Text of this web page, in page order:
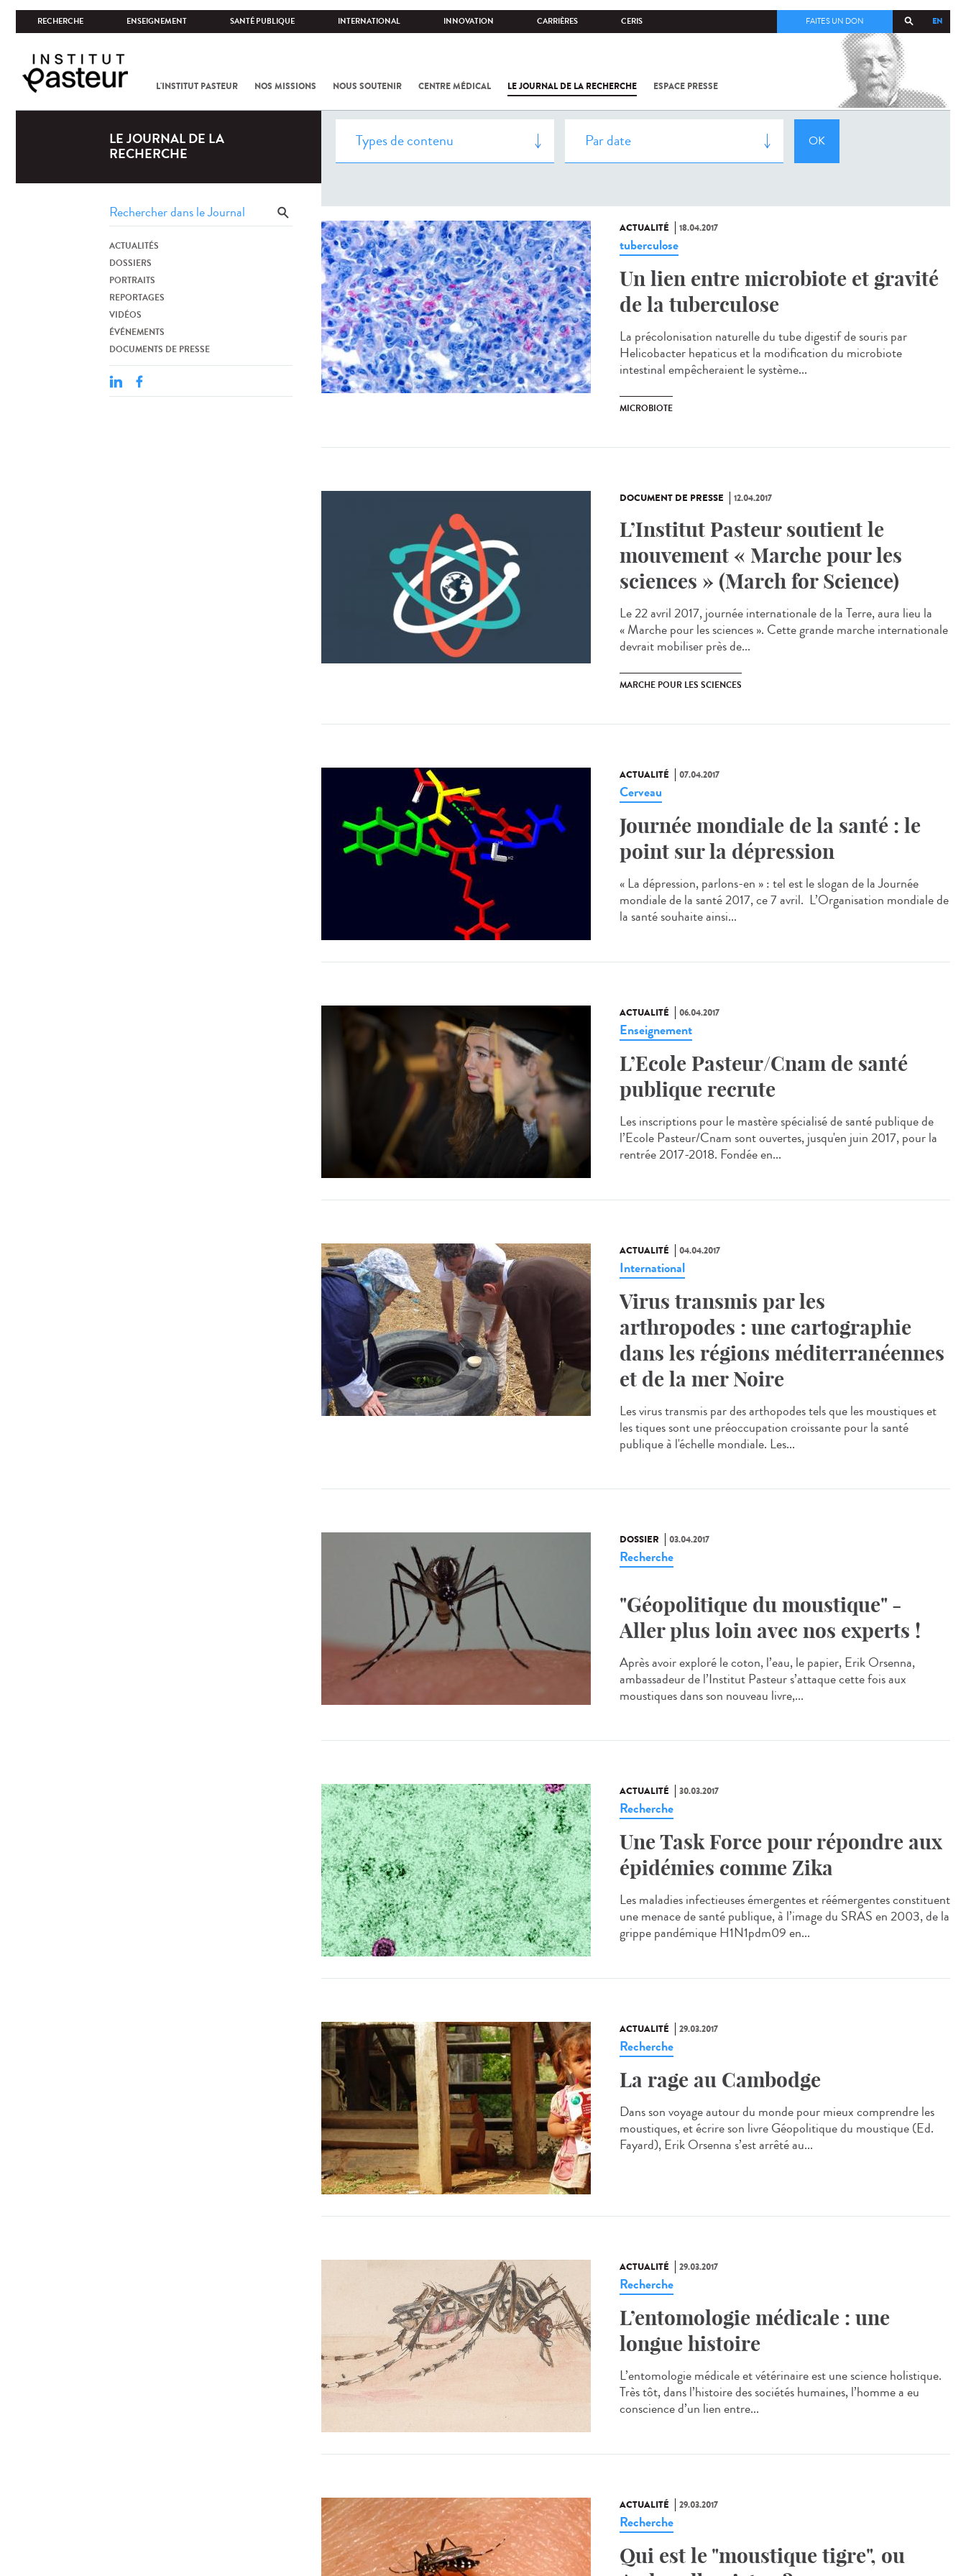
RECHERCHE ENSEIGNEMENT SANTÉ PUBLIQUE INTERNATIONAL INNOVATION CARRIÈRES CERIS EN
FAITES UN DON
L'INSTITUT PASTEUR NOS MISSIONS NOUS SOUTENIR CENTRE MÉDICAL LE JOURNAL DE LA RECHERCHE ESPACE PRESSE
COV-2 /
L'INSTITUT
PASTEUR
LE JOURNAL DE LA
RECHERCHE
ACTUALITÉS
DOSSIERS
PORTRAITS
REPORTAGES
VIDÉOS
ÉVÉNEMENTS
DOCUMENTS DE PRESSE
ACTUALITÉ 18.04.2017
tuberculose
Un lien entre microbiote et gravité
de la tuberculose
La précolonisation naturelle du tube digestif de souris par
Helicobacter hepaticus et la modification du microbiote
intestinal empêcheraient le système...
MICROBIOTE
DOCUMENT DE PRESSE 12.04.2017
L’Institut Pasteur soutient le
mouvement « Marche pour les
sciences » (March for Science)
Le 22 avril 2017, journée internationale de la Terre, aura lieu la
« Marche pour les sciences ». Cette grande marche internationale
devrait mobiliser près de...
MARCHE POUR LES SCIENCES
ACTUALITÉ 07.04.2017
Cerveau
Journée mondiale de la santé : le
point sur la dépression
« La dépression, parlons-en » : tel est le slogan de la Journée
mondiale de la santé 2017, ce 7 avril. L’Organisation mondiale de
la santé souhaite ainsi...
ACTUALITÉ 06.04.2017
Enseignement
L’Ecole Pasteur/Cnam de santé
publique recrute
Les inscriptions pour le mastère spécialisé de santé publique de
l’Ecole Pasteur/Cnam sont ouvertes, jusqu'en juin 2017, pour la
rentrée 2017-2018. Fondée en...
ACTUALITÉ 04.04.2017
International
Virus transmis par les
arthropodes : une cartographie
dans les régions méditerranéennes
et de la mer Noire
Les virus transmis par des arthopodes tels que les moustiques et
les tiques sont une préoccupation croissante pour la santé
publique à l'échelle mondiale. Les...
DOSSIER 03.04.2017
Recherche
"Géopolitique du moustique" -
Aller plus loin avec nos experts !
Après avoir exploré le coton, l’eau, le papier, Erik Orsenna,
ambassadeur de l’Institut Pasteur s’attaque cette fois aux
moustiques dans son nouveau livre,...
ACTUALITÉ 30.03.2017
Recherche
Une Task Force pour répondre aux
épidémies comme Zika
Les maladies infectieuses émergentes et réémergentes constituent
une menace de santé publique, à l’image du SRAS en 2003, de la
grippe pandémique H1N1pdm09 en...
ACTUALITÉ 29.03.2017
Recherche
La rage au Cambodge
Dans son voyage autour du monde pour mieux comprendre les
moustiques, et écrire son livre Géopolitique du moustique (Ed.
Fayard), Erik Orsenna s’est arrêté au...
ACTUALITÉ 29.03.2017
Recherche
L’entomologie médicale : une
longue histoire
L’entomologie médicale et vétérinaire est une science holistique.
Très tôt, dans l’histoire des sociétés humaines, l’homme a eu
conscience d’un lien entre...
ACTUALITÉ 29.03.2017
Recherche
Qui est le "moustique tigre", ou